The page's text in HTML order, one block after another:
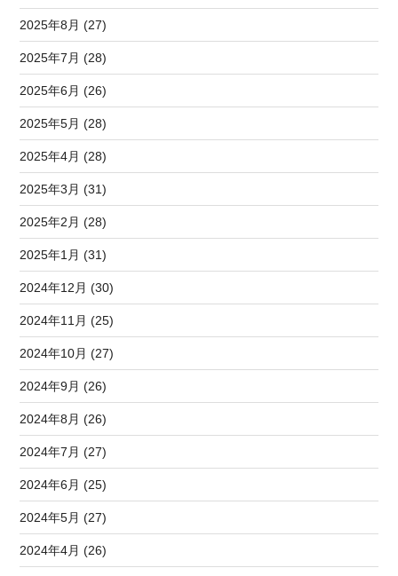
2025年8月 (27)
2025年7月 (28)
2025年6月 (26)
2025年5月 (28)
2025年4月 (28)
2025年3月 (31)
2025年2月 (28)
2025年1月 (31)
2024年12月 (30)
2024年11月 (25)
2024年10月 (27)
2024年9月 (26)
2024年8月 (26)
2024年7月 (27)
2024年6月 (25)
2024年5月 (27)
2024年4月 (26)